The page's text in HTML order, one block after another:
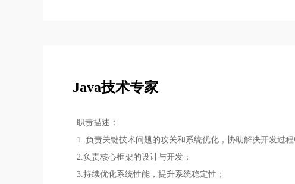
Java技术专家
职责描述：
1. 负责关键技术问题的攻关和系统优化，协助解决开发过程
2.负责核心框架的设计与开发；
3.持续优化系统性能，提升系统稳定性；